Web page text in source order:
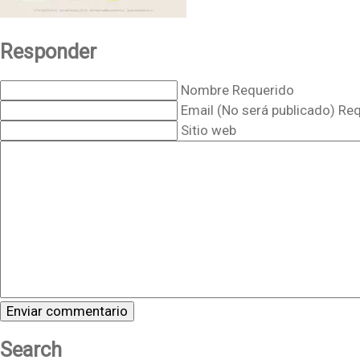
Responder
Nombre Requerido
Email (No será publicado)
Sitio web
Search